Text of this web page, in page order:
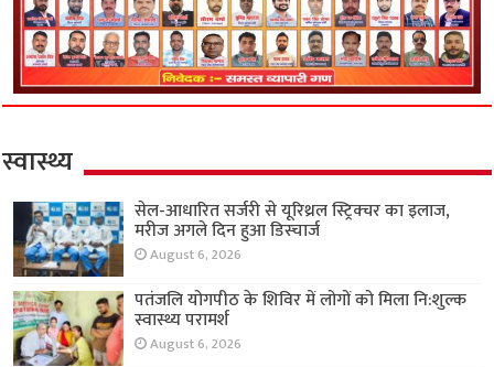
स्वास्थ्य
सेल-आधारित सर्जरी से यूरिथ्रल स्ट्रिक्चर का इलाज,
मरीज अगले दिन हुआ डिस्चार्ज
August 6, 2026
पतंजलि योगपीठ के शिविर में लोगों को मिला नि:शुल्क
स्वास्थ्य परामर्श
August 6, 2026